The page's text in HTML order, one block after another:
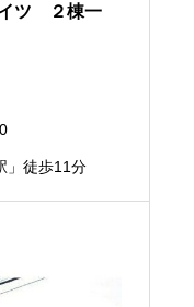
ツ ２棟一
」徒歩11分